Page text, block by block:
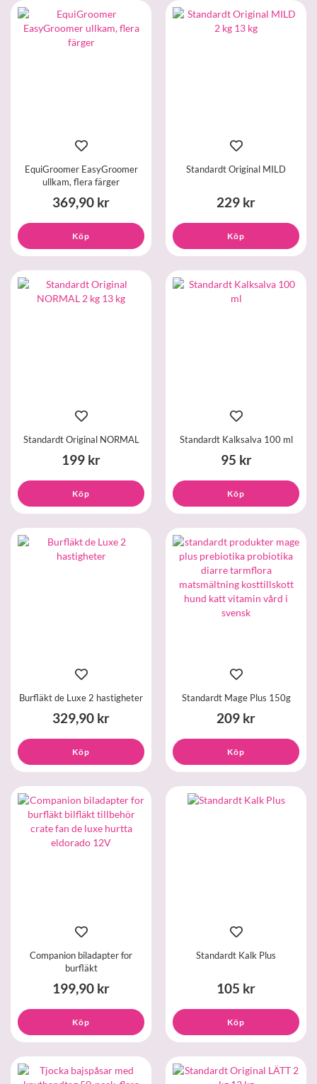
EquiGroomer EasyGroomer
ullkam, flera färger
369,90 kr
Köp
Standardt Original MILD
229 kr
Köp
Standardt Original NORMAL
199 kr
Köp
Standardt Kalksalva 100 ml
95 kr
Köp
Burfläkt de Luxe 2 hastigheter
329,90 kr
Köp
Standardt Mage Plus 150g
209 kr
Köp
Companion biladapter for
burfläkt
199,90 kr
Köp
Standardt Kalk Plus
105 kr
Köp